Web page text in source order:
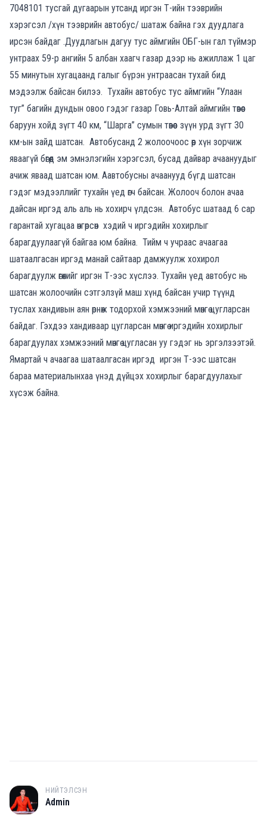
7048101 тусгай дугаарын утсанд иргэн Т-ийн тээврийн
хэрэгсэл /хүн тээврийн автобус/ шатаж байна гэх дуудлага
ирсэн байдаг .Дуудлагын дагуу тус аймгийн ОБГ-ын гал түймэр
унтраах 59-р ангийн 5 албан хаагч газар дээр нь ажиллаж 1 цаг
55 минутын хугацаанд галыг бүрэн унтраасан тухай бид
мэдээлж байсан билээ. Тухайн автобус тус аймгийн “Улаан
туг” багийн дундын овоо гэдэг газар Говь-Алтай аймгийн төвөөс
баруун хойд зүгт 40 км, “Шарга” сумын төвөөс зүүн урд зүгт 30
км-ын зайд шатсан. Автобусанд 2 жолоочоос өөр хүн зорчиж
яваагүй бөгөөд эм эмнэлэгийн хэрэгсэл, бусад дайвар ачаануудыг
ачиж яваад шатсан юм. Аавтобусны ачаанууд бүгд шатсан
гэдэг мэдээллийг тухайн үед өгч байсан. Жолооч болон ачаа
дайсан иргэд аль аль нь хохирч үлдсэн. Автобус шатаад 6 сар
гарантай хугацаа өнгөрсөн хэдий ч иргэдийн хохирлыг
барагдуулаагүй байгаа юм байна. Тийм ч учраас ачаагаа
шатаалгасан иргэд манай сайтаар дамжуулж хохирол
барагдуулж өгөхийг иргэн Т-ээс хүслээ. Тухайн үед автобус нь
шатсан жолоочийн сэтгэлзүй маш хүнд байсан учир түүнд
туслах хандивын аян өрнөж тодорхой хэмжээний мөнгө цугларсан
байдаг. Гэхдээ хандиваар цугларсан мөнгө иргэдийн хохирлыг
барагдуулах хэмжээний мөнгө цугласан уу гэдэг нь эргэлзээтэй.
Ямартай ч ачаагаа шатаалгасан иргэд иргэн Т-ээс шатсан
бараа материалынхаа үнэд дүйцэх хохирлыг барагдуулахыг
хүсэж байна.
A
НИЙТЭЛСЭН
Admin